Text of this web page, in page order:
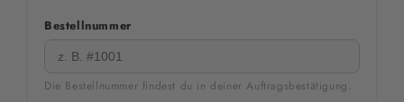
Bestellnummer
Die Bestellnummer findest du in deiner Auftragsbestätigung.